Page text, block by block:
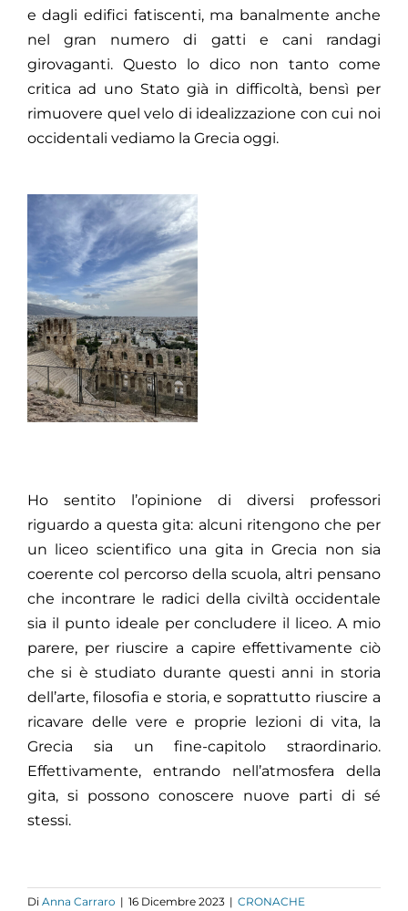
e dagli edifici fatiscenti, ma banalmente anche
nel gran numero di gatti e cani randagi
girovaganti. Questo lo dico non tanto come
critica ad uno Stato già in difficoltà, bensì per
rimuovere quel velo di idealizzazione con cui noi
occidentali vediamo la Grecia oggi.
Ho sentito l’opinione di diversi professori
riguardo a questa gita: alcuni ritengono che per
un liceo scientifico una gita in Grecia non sia
coerente col percorso della scuola, altri pensano
che incontrare le radici della civiltà occidentale
sia il punto ideale per concludere il liceo. A mio
parere, per riuscire a capire effettivamente ciò
che si è studiato durante questi anni in storia
dell’arte, filosofia e storia, e soprattutto riuscire a
ricavare delle vere e proprie lezioni di vita, la
Grecia sia un fine-capitolo straordinario.
Effettivamente, entrando nell’atmosfera della
gita, si possono conoscere nuove parti di sé
stessi.
Di Anna Carraro | 16 Dicembre 2023 | CRONACHE